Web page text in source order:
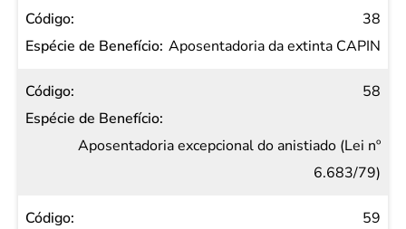
38
Aposentadoria da extinta CAPIN
58
Aposentadoria excepcional do anistiado (Lei nº
6.683/79)
59